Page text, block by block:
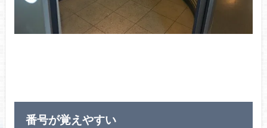
番号が覚えやすい